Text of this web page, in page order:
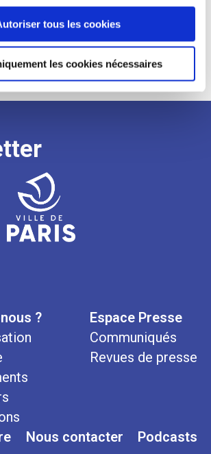
notre site Web.
tous les cookies
les cookies nécessaires
?
Espace Presse
Communiqués
Revues de presse
Nous contacter Podcasts